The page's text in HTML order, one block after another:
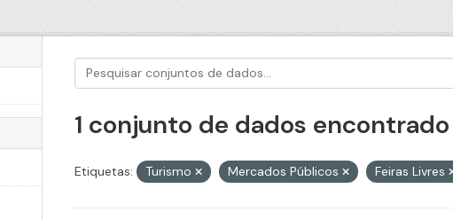
1 conjunto de dados encontrado
Etiquetas: Turismo Mercados Públicos Feiras Livres